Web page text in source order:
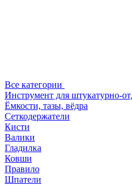
Все категории
Инструмент для штукатурно-
Ёмкости, тазы, вёдра
Сеткодержатели
Кисти
Валики
Гладилка
Ковши
Правило
Шпатели